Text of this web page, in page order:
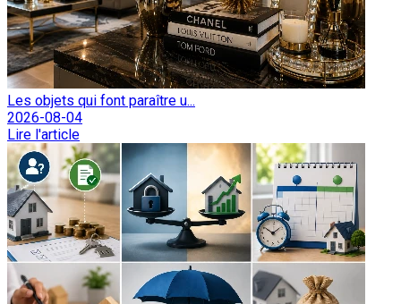
Les objets qui font paraître u...
2026-08-04
Lire l'article